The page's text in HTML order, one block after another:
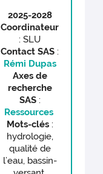
2025-2028
Coordinateur
: SLU
ContactSAS :
Rémi Dupas
Axes de
recherche
SAS :
Ressources
Mots-clés :
hydrologie,
qualité de
l’eau, bassin-